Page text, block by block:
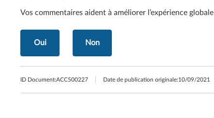
Vos commentaires aident à améliorer l’expérience globale
Oui Non
ID Document:ACC500227 Date de publication originale:10/09/2021